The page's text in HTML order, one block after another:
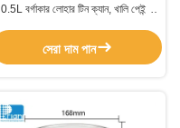
0.5L বর্গাকার লোহার টিন ক্যান, খালি পেইন্ট
সেরা দাম পান